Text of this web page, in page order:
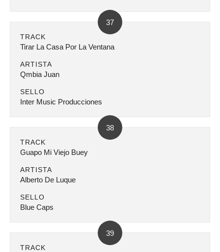
37
TRACK
Tirar La Casa Por La Ventana
ARTISTA
Qmbia Juan
SELLO
Inter Music Producciones
38
TRACK
Guapo Mi Viejo Buey
ARTISTA
Alberto De Luque
SELLO
Blue Caps
39
TRACK